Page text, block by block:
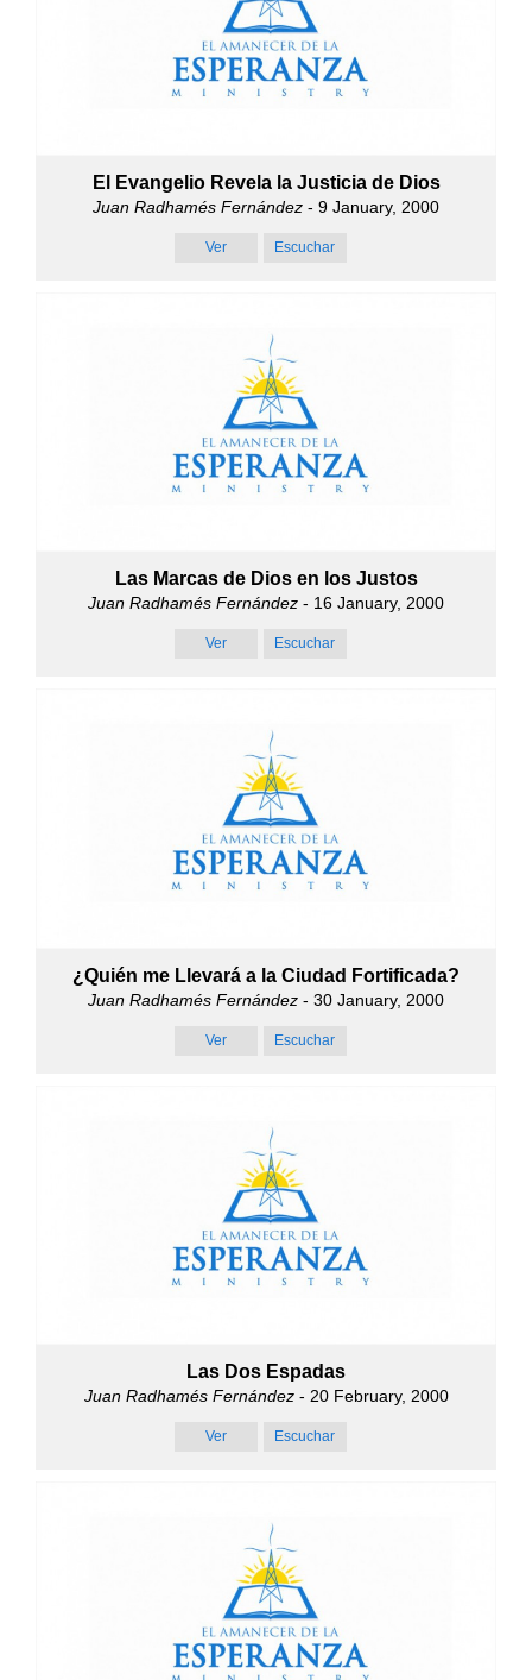
El Evangelio Revela la Justicia de Dios
Juan Radhamés Fernández - 9 January, 2000
Ver Escuchar
Las Marcas de Dios en los Justos
Juan Radhamés Fernández - 16 January, 2000
Ver Escuchar
¿Quién me Llevará a la Ciudad Fortificada?
Juan Radhamés Fernández - 30 January, 2000
Ver Escuchar
Las Dos Espadas
Juan Radhamés Fernández- 20 February, 2000
Ver Escuchar